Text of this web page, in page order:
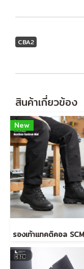
CBA2
สินค้าเกี่ยวข้อง
New